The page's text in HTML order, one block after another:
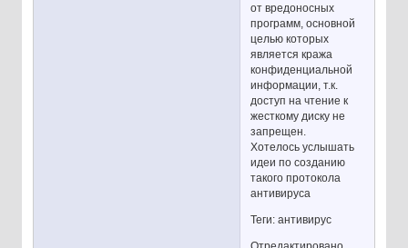
от вредоносных
программ, основной
целью которых
является кража
конфиденциальной
информации, т.к.
доступ на чтение к
жесткому диску не
запрещен.
Хотелось услышать
идеи по созданию
такого протокола
антивируса
Теги: антивирус